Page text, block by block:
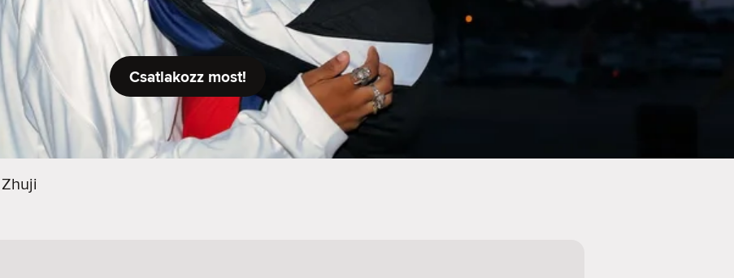
Csatlakozz most!
Zhuji